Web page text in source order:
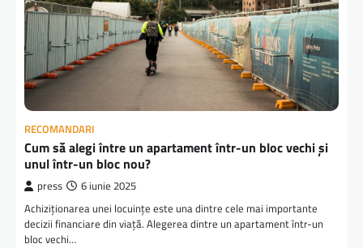
RECOMANDARI
Cum să alegi între un apartament într-un bloc vechi și
unul într-un bloc nou?
press 6 iunie 2025
Achiziționarea unei locuințe este una dintre cele mai importante
decizii financiare din viață. Alegerea dintre un apartament într-un
bloc vechi…